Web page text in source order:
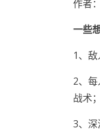
作者
一些
1、
2、
战术；
3、